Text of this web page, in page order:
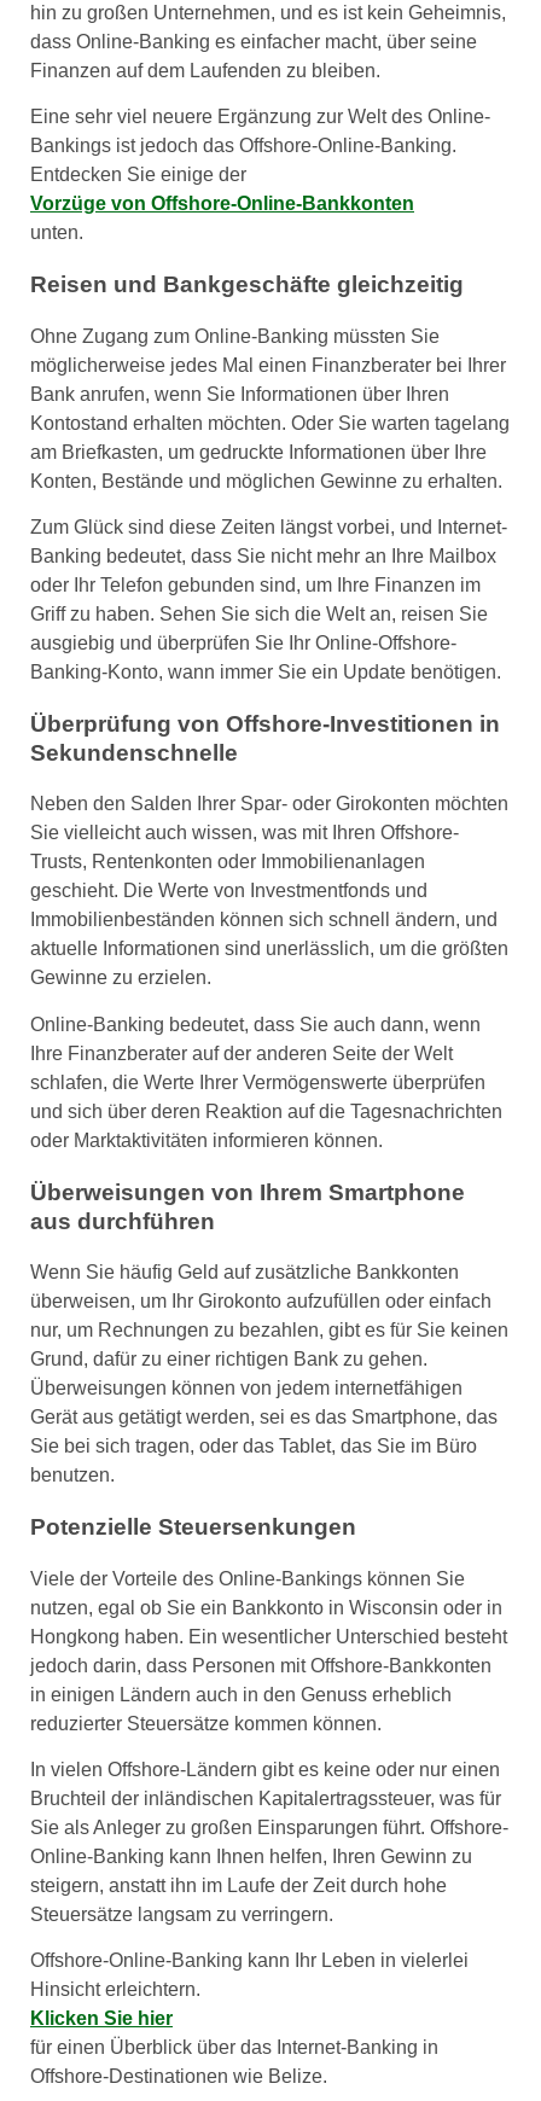
hin zu großen Unternehmen, und es ist kein Geheimnis,
dass Online-Banking es einfacher macht, über seine
Finanzen auf dem Laufenden zu bleiben.
Eine sehr viel neuere Ergänzung zur Welt des Online-
Bankings ist jedoch das Offshore-Online-Banking.
Entdecken Sie einige der
Vorzüge von Offshore-Online-Bankkonten
unten.
Reisen und Bankgeschäfte gleichzeitig
Ohne Zugang zum Online-Banking müssten Sie
möglicherweise jedes Mal einen Finanzberater bei Ihrer
Bank anrufen, wenn Sie Informationen über Ihren
Kontostand erhalten möchten. Oder Sie warten tagelang
am Briefkasten, um gedruckte Informationen über Ihre
Konten, Bestände und möglichen Gewinne zu erhalten.
Zum Glück sind diese Zeiten längst vorbei, und Internet-
Banking bedeutet, dass Sie nicht mehr an Ihre Mailbox
oder Ihr Telefon gebunden sind, um Ihre Finanzen im
Griff zu haben. Sehen Sie sich die Welt an, reisen Sie
ausgiebig und überprüfen Sie Ihr Online-Offshore-
Banking-Konto, wann immer Sie ein Update benötigen.
Überprüfung von Offshore-Investitionen in
Sekundenschnelle
Neben den Salden Ihrer Spar- oder Girokonten möchten
Sie vielleicht auch wissen, was mit Ihren Offshore-
Trusts, Rentenkonten oder Immobilienanlagen
geschieht. Die Werte von Investmentfonds und
Immobilienbeständen können sich schnell ändern, und
aktuelle Informationen sind unerlässlich, um die größten
Gewinne zu erzielen.
Online-Banking bedeutet, dass Sie auch dann, wenn
Ihre Finanzberater auf der anderen Seite der Welt
schlafen, die Werte Ihrer Vermögenswerte überprüfen
und sich über deren Reaktion auf die Tagesnachrichten
oder Marktaktivitäten informieren können.
Überweisungen von Ihrem Smartphone
aus durchführen
Wenn Sie häufig Geld auf zusätzliche Bankkonten
überweisen, um Ihr Girokonto aufzufüllen oder einfach
nur, um Rechnungen zu bezahlen, gibt es für Sie keinen
Grund, dafür zu einer richtigen Bank zu gehen.
Überweisungen können von jedem internetfähigen
Gerät aus getätigt werden, sei es das Smartphone, das
Sie bei sich tragen, oder das Tablet, das Sie im Büro
benutzen.
Potenzielle Steuersenkungen
Viele der Vorteile des Online-Bankings können Sie
nutzen, egal ob Sie ein Bankkonto in Wisconsin oder in
Hongkong haben. Ein wesentlicher Unterschied besteht
jedoch darin, dass Personen mit Offshore-Bankkonten
in einigen Ländern auch in den Genuss erheblich
reduzierter Steuersätze kommen können.
In vielen Offshore-Ländern gibt es keine oder nur einen
Bruchteil der inländischen Kapitalertragssteuer, was für
Sie als Anleger zu großen Einsparungen führt. Offshore-
Online-Banking kann Ihnen helfen, Ihren Gewinn zu
steigern, anstatt ihn im Laufe der Zeit durch hohe
Steuersätze langsam zu verringern.
Offshore-Online-Banking kann Ihr Leben in vielerlei
Hinsicht erleichtern.
Klicken Sie hier
für einen Überblick über das Internet-Banking in
Offshore-Destinationen wie Belize.